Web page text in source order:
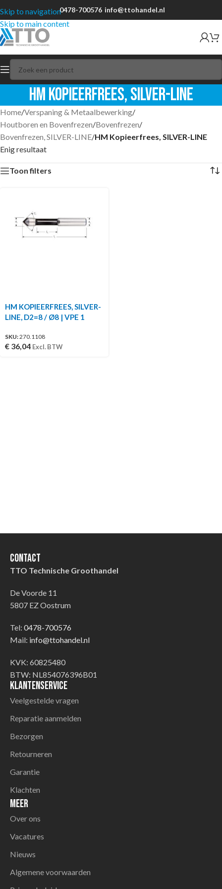
Skip to navigation
Skip to main content
0478-700576 info@ttohandel.nl
HM Kopieerfrees, SILVER-LINE
Home/Verspaning & Metaalbewerking/
Houtboren en Bovenfrezen/Bovenfrezen/
Bovenfrezen, SILVER-LINE/HM Kopieerfrees, SILVER-LINE
Enig resultaat
Toon filters
HM KOPIEERFREES, SILVER-
LINE, D2=8 / Ø8 | VPE 1
SKU:270.1108
€ 36,04 Excl. BTW
Contact
TTO Technische Groothandel
De Voorde 11
5807 EZ Oostrum
Tel: 0478-700576
Mail: info@ttohandel.nl
KVK: 60825480
BTW: NL854076396B01
Klantenservice
Veelgestelde vragen
Reparatie aanmelden
Bezorgen
Retourneren
Garantie
Klachten
Meer
Over ons
Vacatures
Nieuws
Algemene voorwaarden